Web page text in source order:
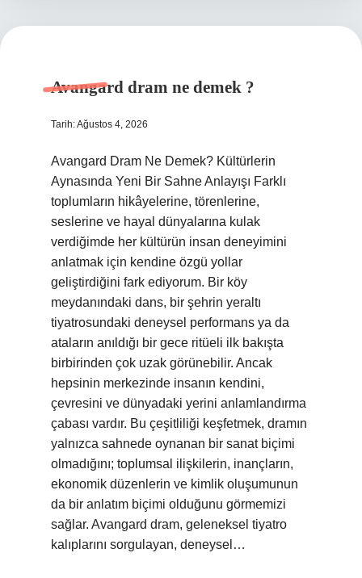
Avangard dram ne demek ?
Tarih: Ağustos 4, 2026
Avangard Dram Ne Demek? Kültürlerin
Aynasında Yeni Bir Sahne Anlayışı Farklı
toplumların hikâyelerine, törenlerine,
seslerine ve hayal dünyalarına kulak
verdiğimde her kültürün insan deneyimini
anlatmak için kendine özgü yollar
geliştirdiğini fark ediyorum. Bir köy
meydanındaki dans, bir şehrin yeraltı
tiyatrosundaki deneysel performans ya da
ataların anıldığı bir gece ritüeli ilk bakışta
birbirinden çok uzak görünebilir. Ancak
hepsinin merkezinde insanın kendini,
çevresini ve dünyadaki yerini anlamlandırma
çabası vardır. Bu çeşitliliği keşfetmek, dramın
yalnızca sahnede oynanan bir sanat biçimi
olmadığını; toplumsal ilişkilerin, inançların,
ekonomik düzenlerin ve kimlik oluşumunun
da bir anlatım biçimi olduğunu görmemizi
sağlar. Avangard dram, geleneksel tiyatro
kalıplarını sorgulayan, deneysel…